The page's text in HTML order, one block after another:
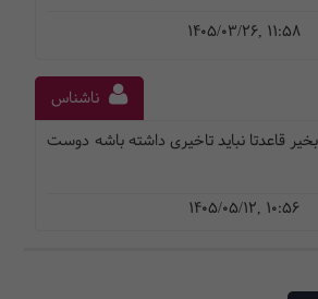
1405/03/26, 11:58
ناشناس
قاعدتا نباید تاخیری داشته باشه دوست
1405/05/12, 10:56